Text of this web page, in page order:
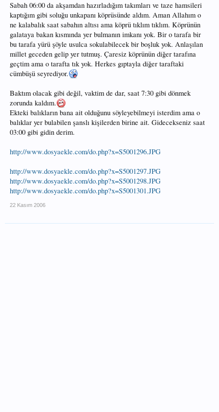
Sabah 06:00 da akşamdan hazırladığım takımları ve taze hamsileri
kaptığım gibi soluğu unkapanı köprüsünde aldım. Aman Allahım o
ne kalabalık saat sabahın altısı ama köprü tıklım tıklım. Köprünün
galataya bakan kısmında yer bulmanın imkanı yok. Bir o tarafa bir
bu tarafa yürü şöyle usulca sokulabilecek bir boşluk yok. Anlaşılan
millet geceden gelip yer tutmuş. Çaresiz köprünün diğer tarafına
geçtim ama o tarafta tık yok. Herkes gıptayla diğer taraftaki
cümbüşü seyrediyor.
Baktım olacak gibi değil, vaktim de dar, saat 7:30 gibi dönmek
zorunda kaldım.
Ekteki balıkların bana ait olduğunu söyleyebilmeyi isterdim ama o
balıklar yer bulabilen şanslı kişilerden birine ait. Gidecekseniz saat
03:00 gibi gidin derim.
http://www.dosyaekle.com/do.php?x=S5001296.JPG
http://www.dosyaekle.com/do.php?x=S5001297.JPG
http://www.dosyaekle.com/do.php?x=S5001298.JPG
http://www.dosyaekle.com/do.php?x=S5001301.JPG
22 Kasım 2006